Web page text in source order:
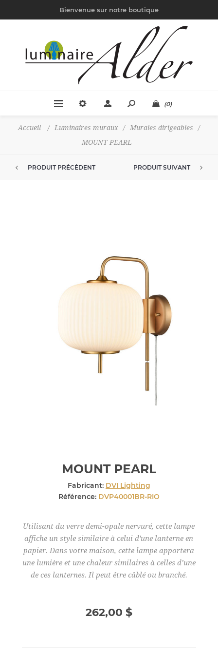
Bienvenue sur notre boutique
(0)
Accueil / Luminaires muraux / Murales dirigeables
/
MOUNT PEARL
PRODUIT PRÉCÉDENT PRODUIT SUIVANT
MOUNT PEARL
Fabricant: DVI Lighting
Référence: DVP40001BR-RIO
Utilisant du verre demi-opale nervuré, cette lampe
affiche un style similaire à celui d'une lanterne en
papier. Dans votre maison, cette lampe apportera
une lumière et une chaleur similaires à celles d’une
de ces lanternes. Il peut être câblé ou branché.
262,00 $